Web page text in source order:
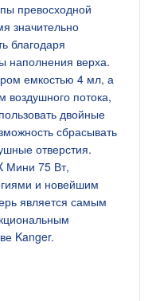
превосходной
значительно
благодаря
наполнения верха.
емкостью 4 мл, а
воздушного потока,
двойные
сбрасывать
отверстия.
Мини 75 Вт,
и новейшим
является самым
Kanger.